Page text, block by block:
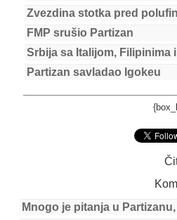
Zvezdina stotka pred
FMP srušio Partizan
Srbija sa Italijom, Filipinima
Partizan savladao Igokeu
Mnogo je pitanja u